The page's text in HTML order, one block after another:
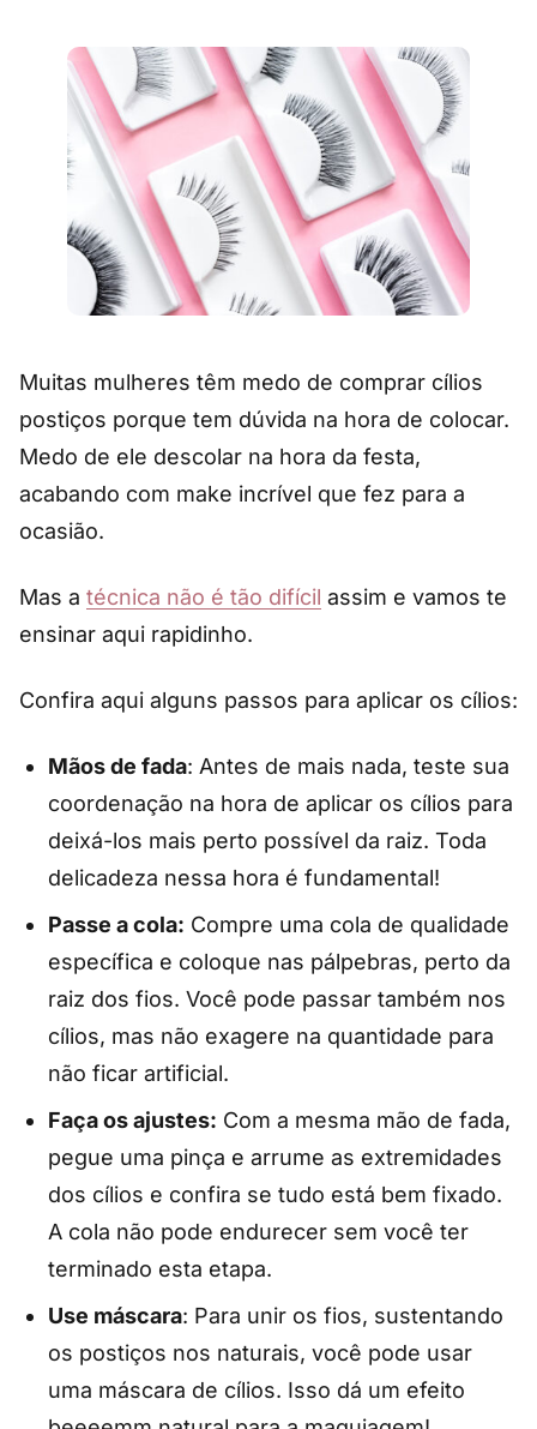
Muitas mulheres têm medo de comprar cílios
postiços porque tem dúvida na hora de colocar.
Medo de ele descolar na hora da festa,
acabando com make incrível que fez para a
ocasião.
Mas a técnica não é tão difícil assim e vamos te
ensinar aqui rapidinho.
Confira aqui alguns passos para aplicar os cílios:
Mãos de fada: Antes de mais nada, teste sua
coordenação na hora de aplicar os cílios para
deixá-los mais perto possível da raiz. Toda
delicadeza nessa hora é fundamental!
Passe a cola: Compre uma cola de qualidade
específica e coloque nas pálpebras, perto da
raiz dos fios. Você pode passar também nos
cílios, mas não exagere na quantidade para
não ficar artificial.
Faça os ajustes: Com a mesma mão de fada,
pegue uma pinça e arrume as extremidades
dos cílios e confira se tudo está bem fixado.
A cola não pode endurecer sem você ter
terminado esta etapa.
Use máscara: Para unir os fios, sustentando
os postiços nos naturais, você pode usar
uma máscara de cílios. Isso dá um efeito